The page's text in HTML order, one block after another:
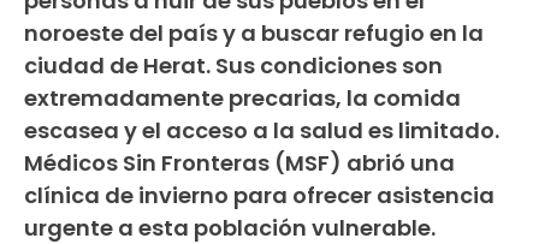
noroeste del país y a buscar refugio en la
ciudad de Herat. Sus condiciones son
extremadamente precarias, la comida
escasea y el acceso a la salud es limitado.
Médicos Sin Fronteras (MSF) abrió una
clínica de invierno para ofrecer asistencia
urgente a esta población vulnerable.